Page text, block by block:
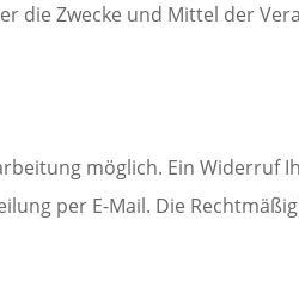
die Zwecke und Mittel der
möglich. Ein Widerruf
per E-Mail. Die